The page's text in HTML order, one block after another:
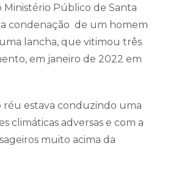
Ministério Público de Santa
condenação de um homem
lancha, que vitimou três
em janeiro de 2022 em
réu estava conduzindo uma
climáticas adversas e com a
muito acima da